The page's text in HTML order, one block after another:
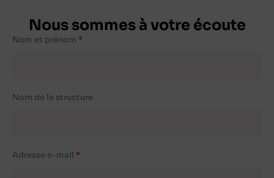
Nous sommes à votre écoute
Nom et prénom
Nom de la structure
Adresse e-mail